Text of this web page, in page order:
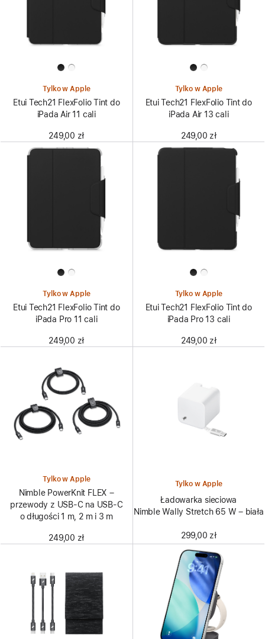
Tylko w Apple
Etui Tech21 FlexFolio Tint do
iPada Air 11 cali
249,00 zł
Tylko w Apple
Etui Tech21 FlexFolio Tint do
iPada Air 13 cali
249,00 zł
Tylko w Apple
Etui Tech21 FlexFolio Tint do
iPada Pro 11 cali
249,00 zł
Tylko w Apple
Etui Tech21 FlexFolio Tint do
iPada Pro 13 cali
249,00 zł
Tylko w Apple
Nimble PowerKnit FLEX –
przewody z USB‑C na USB‑C
o długości 1 m, 2 m i 3 m
249,00 zł
Tylko w Apple
Ładowarka sieciowa
Nimble Wally Stretch 65 W – biała
299,00 zł